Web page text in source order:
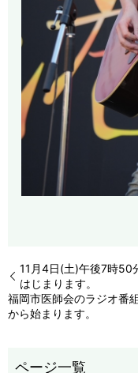
11月4日(土)午後7時50
はじまります。
福岡市医師会のラジオ番
から始まります。